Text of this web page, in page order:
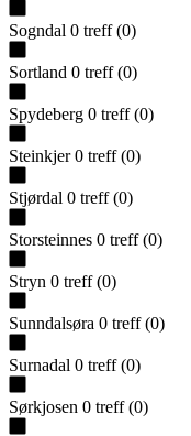
Sogndal 0 treff (0)
Sortland 0 treff (0)
Spydeberg 0 treff (0)
Steinkjer 0 treff (0)
Stjørdal 0 treff (0)
Storsteinnes 0 treff (0)
Stryn 0 treff (0)
Sunndalsøra 0 treff (0)
Surnadal 0 treff (0)
Sørkjosen 0 treff (0)